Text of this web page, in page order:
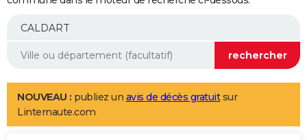
Essais
Réserver un essai
Citadines
Berlines
SUV
Forum auto
+
Mobiles
Meilleur smartphone
Internet
Ordinateurs
Jeux vidéo
Guide high-tech
Aménagement intérieur
LIFESTYLE
Art de vivre
Bien-être
Loisirs
Mode
Modes de vie
NOUVEAU : publiez un avis de décès gratuitsur
Linternaute.com